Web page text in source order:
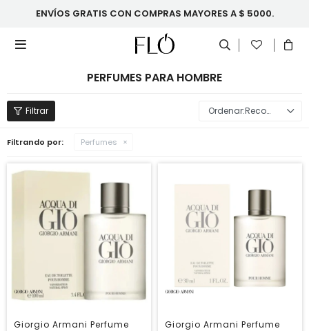
ENVÍOS GRATIS CON COMPRAS MAYORES A $ 5000.

PERFUMES PARA HOMBRE
Recomendados
Filtrando por: Perfumes
Giorgio Armani Perfume
Giorgio Armani Perfume